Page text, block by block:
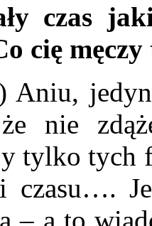
czas
cię
Aniu,
że nie
tylko
czasu….
– a to